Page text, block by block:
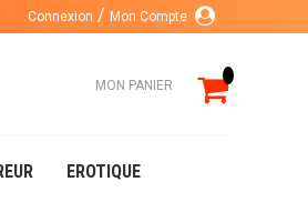
Connexion Mon Compte
MON PANIER
EROTIQUE